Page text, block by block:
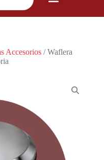
Accesorios/ Waflera